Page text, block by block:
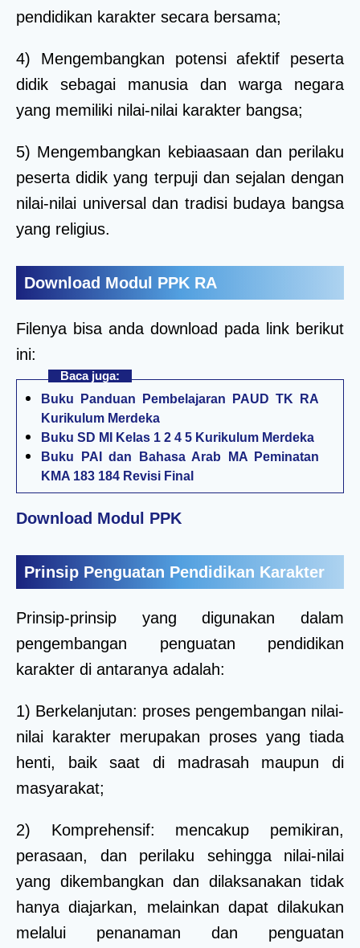
pendidikan karakter secara bersama;
4) Mengembangkan potensi afektif peserta
didik sebagai manusia dan warga negara
yang memiliki nilai-nilai karakter bangsa;
5) Mengembangkan kebiaasaan dan perilaku
peserta didik yang terpuji dan sejalan dengan
nilai-nilai universal dan tradisi budaya bangsa
yang religius.
Download Modul PPK RA
Filenya bisa anda download pada link berikut
ini:
Baca juga:
Buku Panduan Pembelajaran PAUD TK RA
Kurikulum Merdeka
Buku SD MI Kelas 1 2 4 5 Kurikulum Merdeka
Buku PAI dan Bahasa Arab MA Peminatan
KMA 183 184 Revisi Final
Download Modul PPK
Prinsip Penguatan Pendidikan Karakter
Prinsip-prinsip yang digunakan dalam
pengembangan penguatan pendidikan
karakter di antaranya adalah:
1) Berkelanjutan: proses pengembangan nilai-
nilai karakter merupakan proses yang tiada
henti, baik saat di madrasah maupun di
masyarakat;
2) Komprehensif: mencakup pemikiran,
perasaan, dan perilaku sehingga nilai-nilai
yang dikembangkan dan dilaksanakan tidak
hanya diajarkan, melainkan dapat dilakukan
melalui penanaman dan penguatan